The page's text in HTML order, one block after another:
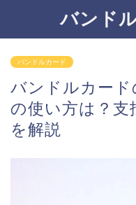
バンド
バンドルカード
バンドルカー
の使い方は？
を解説